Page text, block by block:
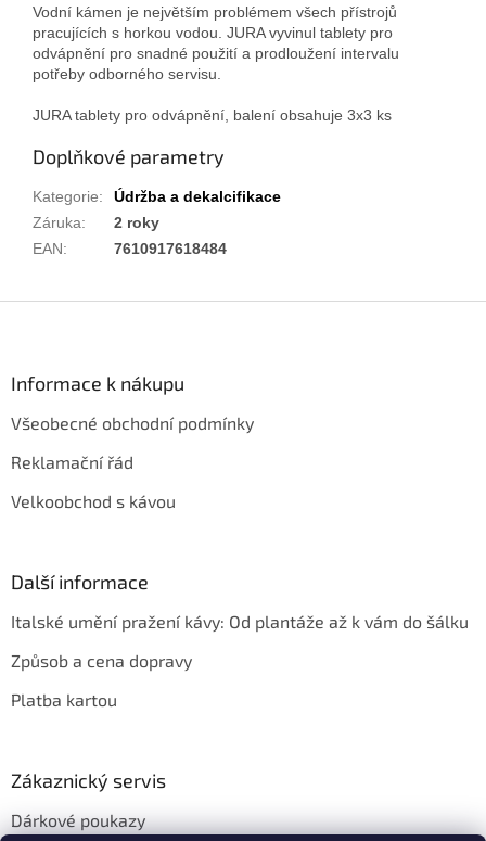
Vodní kámen je největším problémem všech přístrojů
pracujících s horkou vodou. JURA vyvinul tablety pro
odvápnění pro snadné použití a prodloužení intervalu
potřeby odborného servisu.
JURA tablety pro odvápnění, balení obsahuje 3x3 ks
Doplňkové parametry
Kategorie:
Údržba a dekalcifikace
Záruka:
2 roky
EAN: 7610917618484
Informace k nákupu
Všeobecné obchodní podmínky
Reklamační řád
Velkoobchod s kávou
Další informace
Italské umění pražení kávy: Od plantáže až k vám do šálku
Způsob a cena dopravy
Platba kartou
Zákaznický servis
Dárkové poukazy